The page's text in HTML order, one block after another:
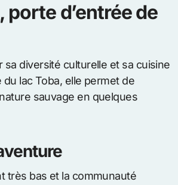
porte d’entrée de
sa diversité culturelle et sa cuisine
du lac Toba, elle permet de
sauvage en quelques
très bas et la communauté